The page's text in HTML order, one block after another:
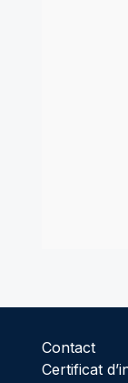
Contact
Certificat